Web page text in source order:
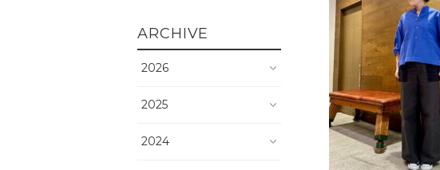
ARCHIVE
2026
2025
2024